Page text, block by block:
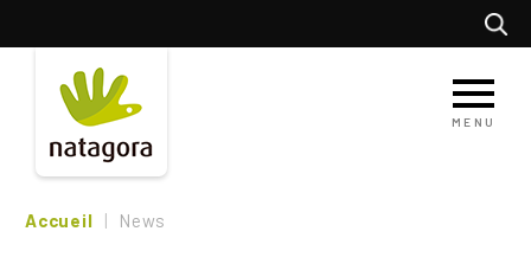
principal
MENU
Accueil News